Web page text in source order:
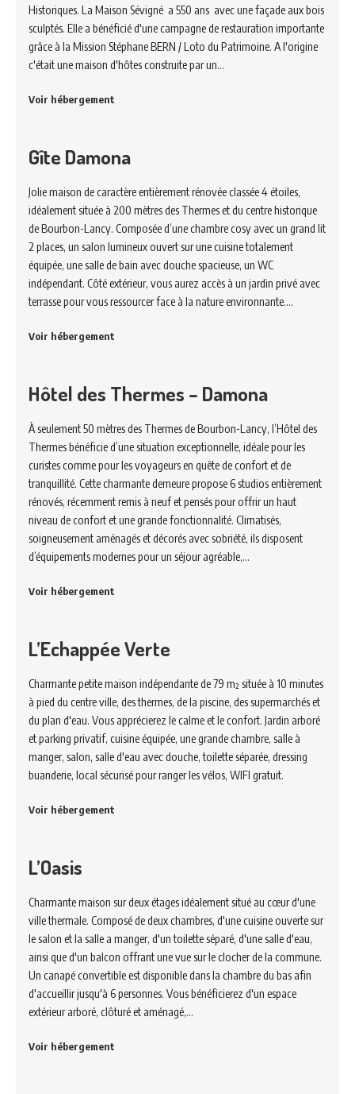
Historiques. La Maison Sévigné a 550 ans avec une façade aux bois
sculptés. Elle a bénéficié d'une campagne de restauration importante
grâce à la Mission Stéphane BERN / Loto du Patrimoine. A l'origine
c'était une maison d'hôtes construite par un…
Voir hébergement
Gîte Damona
Jolie maison de caractère entièrement rénovée classée 4 étoiles,
idéalement située à 200 mètres des Thermes et du centre historique
de Bourbon-Lancy. Composée d’une chambre cosy avec un grand lit
2 places, un salon lumineux ouvert sur une cuisine totalement
équipée, une salle de bain avec douche spacieuse, un WC
indépendant. Côté extérieur, vous aurez accès à un jardin privé avec
terrasse pour vous ressourcer face à la nature environnante.…
Voir hébergement
Hôtel des Thermes – Damona
À seulement 50 mètres des Thermes de Bourbon-Lancy, l’Hôtel des
Thermes bénéficie d’une situation exceptionnelle, idéale pour les
curistes comme pour les voyageurs en quête de confort et de
tranquillité. Cette charmante demeure propose 6 studios entièrement
rénovés, récemment remis à neuf et pensés pour offrir un haut
niveau de confort et une grande fonctionnalité. Climatisés,
soigneusement aménagés et décorés avec sobriété, ils disposent
d’équipements modernes pour un séjour agréable,…
Voir hébergement
L’Echappée Verte
Charmante petite maison indépendante de 79 m² située à 10 minutes
à pied du centre ville, des thermes, de la piscine, des supermarchés et
du plan d'eau. Vous apprécierez le calme et le confort. Jardin arboré
et parking privatif, cuisine équipée, une grande chambre, salle à
manger, salon, salle d'eau avec douche, toilette séparée, dressing
buanderie, local sécurisé pour ranger les vélos, WIFI gratuit.
Voir hébergement
L’Oasis
Charmante maison sur deux étages idéalement situé au cœur d'une
ville thermale. Composé de deux chambres, d'une cuisine ouverte sur
le salon et la salle a manger, d'un toilette séparé, d'une salle d'eau,
ainsi que d'un balcon offrant une vue sur le clocher de la commune.
Un canapé convertible est disponible dans la chambre du bas afin
d'accueillir jusqu'à 6 personnes. Vous bénéficierez d'un espace
extérieur arboré, clôturé et aménagé,…
Voir hébergement